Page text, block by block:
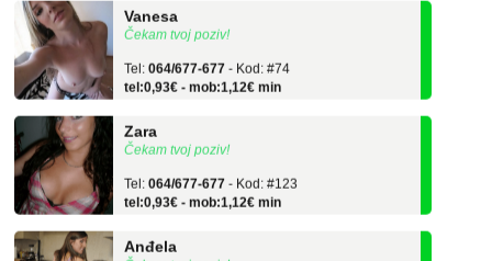
Čekam tvoj poziv!
tel:0,93€ - mob:1,12€ min
Čekam tvoj poziv!
tel:0,93€ - mob:1,12€ min
Čekam tvoj poziv!